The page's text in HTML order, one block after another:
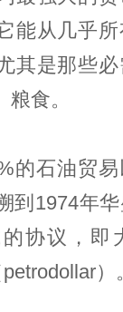
能从几乎所
其是那些必
食。
的石油贸易
到1974年
协议，即
）